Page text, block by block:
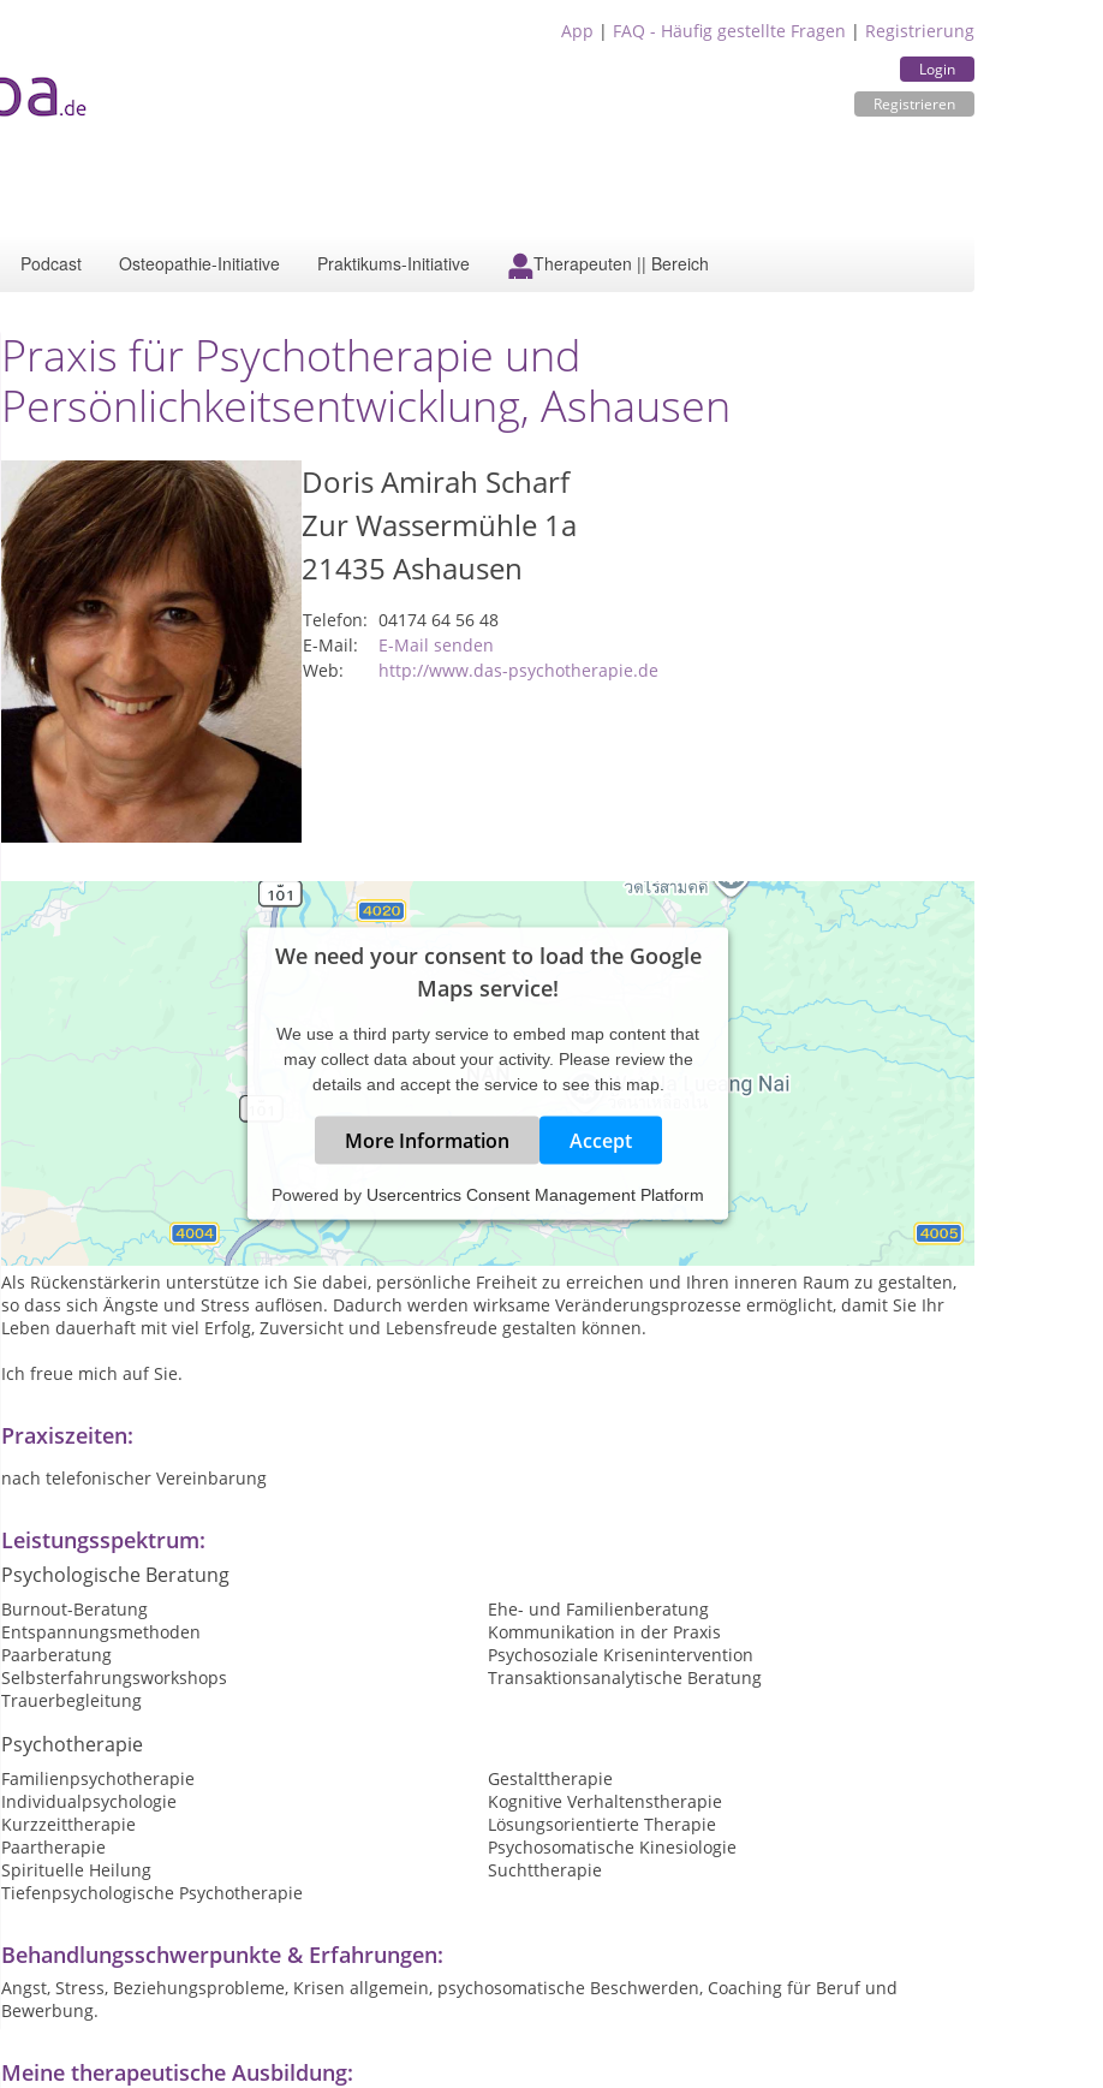
App | FAQ - Häufig gestellte Fragen | Registrierung
Login
Registrieren
Podcast Osteopathie-Initiative Praktikums-Initiative Therapeuten || Bereich
Praxis für Psychotherapie und
Persönlichkeitsentwicklung, Ashausen
Doris Amirah Scharf
Zur Wassermühle 1a
21435 Ashausen
Telefon: 04174 64 56 48
E-Mail:
E-Mail senden
Web:
http://www.das-psychotherapie.de
We need your consent to load the Google
Maps service!
We use a third party service to embed map content that
may collect data about your activity. Please review the
details and accept the service to see this map.
More Information Accept
Powered by Usercentrics Consent Management Platform
Sie wünschen sich nachhaltige Veränderungen und Lösungen, um mehr Lebensqualität zu erreichen? Dann sind Sie
hier richtig.
Herzlich Willkommen in Ihrem inneren Zuhause!
Als Rückenstärkerin unterstütze ich Sie dabei, persönliche Freiheit zu erreichen und Ihren inneren Raum zu gestalten,
so dass sich Ängste und Stress auflösen. Dadurch werden wirksame Veränderungsprozesse ermöglicht, damit Sie Ihr
Leben dauerhaft mit viel Erfolg, Zuversicht und Lebensfreude gestalten können.
Ich freue mich auf Sie.
Praxiszeiten:
nach telefonischer Vereinbarung
Leistungsspektrum:
Psychologische Beratung
Burnout-Beratung
Ehe- und Familienberatung
Entspannungsmethoden
Kommunikation in der Praxis
Paarberatung
Psychosoziale Krisenintervention
Selbsterfahrungsworkshops
Transaktionsanalytische Beratung
Trauerbegleitung
Psychotherapie
Familienpsychotherapie
Gestalttherapie
Individualpsychologie
Kognitive Verhaltenstherapie
Kurzzeittherapie
Lösungsorientierte Therapie
Paartherapie
Psychosomatische Kinesiologie
Spirituelle Heilung
Suchttherapie
Tiefenpsychologische Psychotherapie
Behandlungsschwerpunkte & Erfahrungen:
Angst, Stress, Beziehungsprobleme, Krisen allgemein, psychosomatische Beschwerden, Coaching für Beruf und
Bewerbung.
Meine therapeutische Ausbildung: